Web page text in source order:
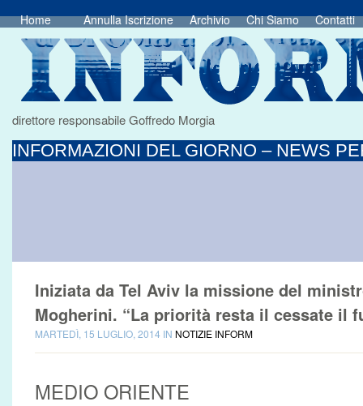
Home Annulla Iscrizione Archivio Chi Siamo Contatti
direttore responsabile Goffredo Morgia
INFORMAZIONI DEL GIORNO – NEWS
Iniziata da Tel Aviv la missione del
Mogherini. “La priorità resta il cessate il
MARTEDÌ, 15 LUGLIO, 2014 IN NOTIZIE INFORM
MEDIO ORIENTE